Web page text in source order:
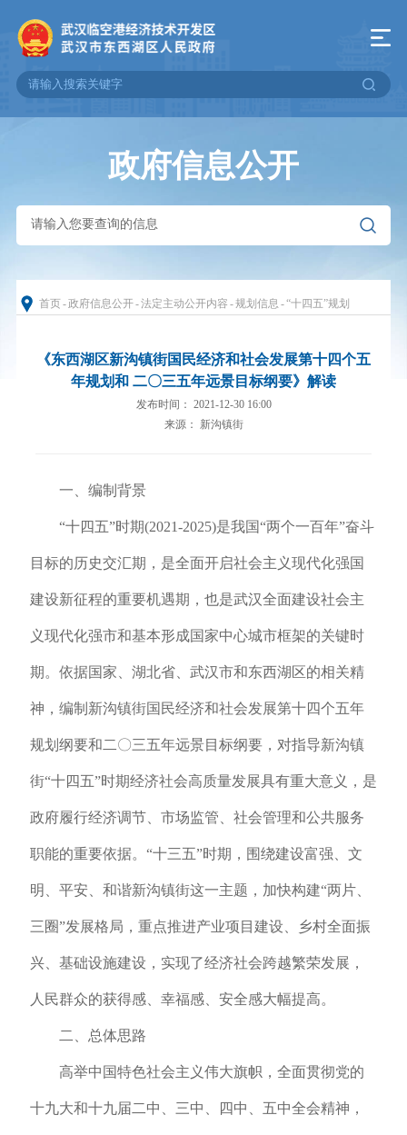
政府信息公开
首页-政府信息公开-法定主动公开内容 -规划信息 -“十四五”规划
《东西湖区新沟镇街国民经济和社会发展第十四个五
年规划和 二〇三五年远景目标纲要》解读
发布时间： 2021-12-30 16:00
来源： 新沟镇街
一、编制背景
“十四五”时期(2021-2025)是我国“两个一百年”奋斗
目标的历史交汇期，是全面开启社会主义现代化强国
建设新征程的重要机遇期，也是武汉全面建设社会主
义现代化强市和基本形成国家中心城市框架的关键时
期。依据国家、湖北省、武汉市和东西湖区的相关精
神，编制新沟镇街国民经济和社会发展第十四个五年
规划纲要和二〇三五年远景目标纲要，对指导新沟镇
街“十四五”时期经济社会高质量发展具有重大意义，是
政府履行经济调节、市场监管、社会管理和公共服务
职能的重要依据。“十三五”时期，围绕建设富强、文
明、平安、和谐新沟镇街这一主题，加快构建“两片、
三圈”发展格局，重点推进产业项目建设、乡村全面振
兴、基础设施建设，实现了经济社会跨越繁荣发展，
人民群众的获得感、幸福感、安全感大幅提高。
二、总体思路
高举中国特色社会主义伟大旗帜，全面贯彻党的
十九大和十九届二中、三中、四中、五中全会精神，